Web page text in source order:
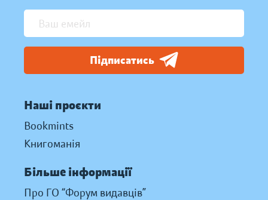
Підписатись
Наші проєкти
Bookmints
Книгоманія
Більше інформації
Про ГО “Форум видавців”